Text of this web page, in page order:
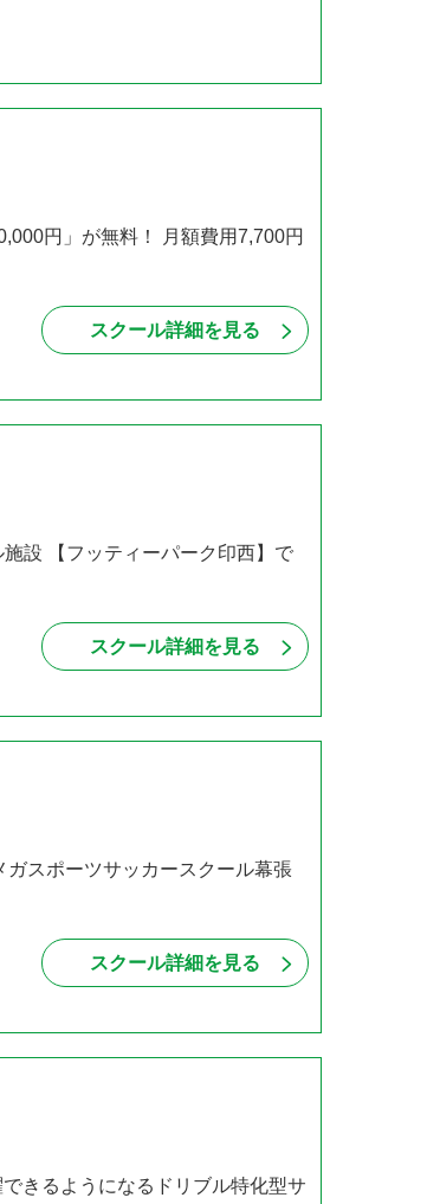
円」が無料！ 月額費用7,700円
スクール詳細を見る
設 【フッティーパーク印西】で
スクール詳細を見る
スポーツサッカースクール幕張
スクール詳細を見る
きるようになるドリブル特化型サ